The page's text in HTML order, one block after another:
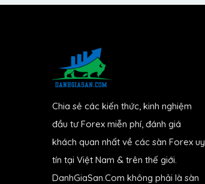
Chia sẻ các kiến thức, kinh nghiệm
đầu tư Forex miễn phí, đánh giá
khách quan nhất về các sàn Forex uy
tín tại Việt Nam & trên thế giới.
DanhGiaSan.Com không phải là sàn